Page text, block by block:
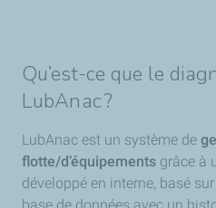
Qu’est-ce que le
LubAnac ?
LubAnac est un système de
flotte/d’équipements grâce à
développé en interne, basé